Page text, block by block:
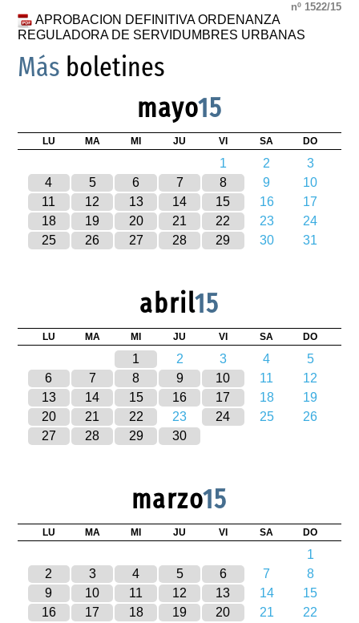
nº 1522/15
APROBACION DEFINITIVA ORDENANZA
REGULADORA DE SERVIDUMBRES URBANAS
Más boletines
mayo15
LU MA MI JU VI SA DO
1 2
3
4
5 6 7 8 9
10
11
12 13 14 15 16
17
18
19 20 21 22 23
24
25
26 27 28 29 30 31
abril15
LU MA MI JU VI SA DO
1 2 3 4
5
6
7 8 9 10 11
12
13
14 15 16 17 18
19
20
21 22 23 24 25
26
27
28 29 30
marzo15
LU MA MI JU VI SA DO
1
2
3 4 5 6 7
8
9
10 11 12 13 14
15
16
17 18 19 20 21
22